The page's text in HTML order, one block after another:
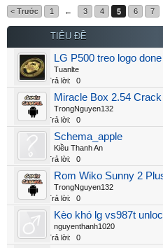
< Trước 1 ← 3 4 5 6 7
TIÊU ĐỀ
LG P500 treo logo
Tuanlte
Trả lời:
0
Miracle Box 2.54 Crack
TrongNguyen132
Trả lời:
0
Schema_apple
Kiều Thanh An
Trả lời:
0
Rom Wiko Sunny 2
TrongNguyen132
Trả lời:
0
Kèo khó lg vs987t
nguyenthanh1020
Trả lời:
0